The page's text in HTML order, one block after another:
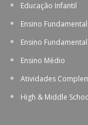
Educação Infantil
Ensino
Ensino
Ensino Médio
Atividades
High & Middle